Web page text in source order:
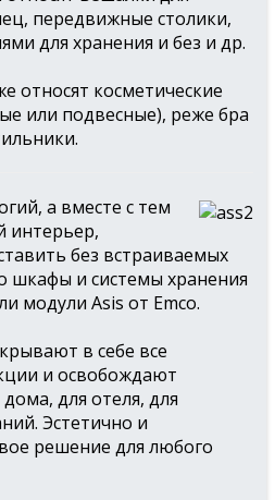
передвижные столики,
для хранения и без и др.
относят косметические
или подвесные), реже бра
а вместе с тем
интерьер,
без встраиваемых
шкафы и системы хранения
модули Asis от Emco.
в себе все
и освобождают
для отеля, для
Эстетично и
решение для любого